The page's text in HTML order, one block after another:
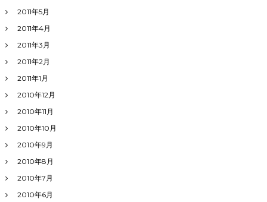
2011年5月
2011年4月
2011年3月
2011年2月
2011年1月
2010年12月
2010年11月
2010年10月
2010年9月
2010年8月
2010年7月
2010年6月